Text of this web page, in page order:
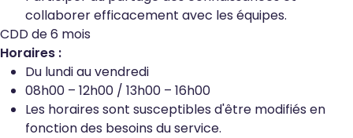
collaborer efficacement avec les équipes.
CDD de 6 mois
Horaires :
Du lundi au vendredi
08h00 – 12h00 / 13h00 – 16h00
Les horaires sont susceptibles d'être modifiés en
fonction des besoins du service.